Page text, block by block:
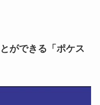
ができる「ポケス